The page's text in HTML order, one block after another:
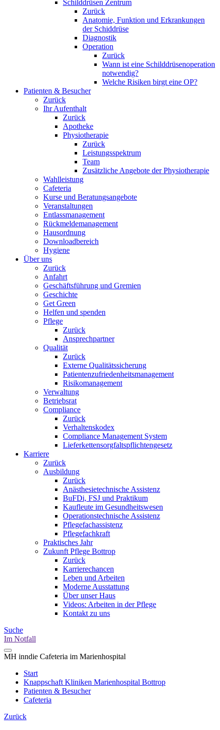
Schilddrüsen Zentrum
Zurück
Anatomie, Funktion und Erkrankungen
der Schiddrüse
Diagnostik
Operation
Zurück
Wann ist eine Schilddrüsenoperation
notwendig?
Welche Risiken birgt eine OP?
Patienten & Besucher
Zurück
Ihr Aufenthalt
Zurück
Apotheke
Physiotherapie
Zurück
Leistungsspektrum
Team
Zusätzliche Angebote der Physiotherapie
Wahlleistung
Cafeteria
Kurse und Beratungsangebote
Veranstaltungen
Entlassmanagement
Rückmeldemanagement
Hausordnung
Downloadbereich
Hygiene
Über uns
Zurück
Anfahrt
Geschäftsführung und Gremien
Geschichte
Get Green
Helfen und spenden
Pflege
Zurück
Ansprechpartner
Qualität
Zurück
Externe Qualitätssicherung
Patientenzufriedenheitsmanagement
Risikomanagement
Verwaltung
Betriebsrat
Compliance
Zurück
Verhaltenskodex
Compliance Management System
Lieferkettensorgfaltspflichtengesetz
Karriere
Zurück
Ausbildung
Zurück
Anästhesietechnische Assistenz
BuFDi, FSJ und Praktikum
Kaufleute im Gesundheitswesen
Operationstechnische Assistenz
Pflegefachassistenz
Pflegefachkraft
Praktisches Jahr
Zukunft Pflege Bottrop
Zurück
Karrierechancen
Leben und Arbeiten
Moderne Ausstattung
Über unser Haus
Videos: Arbeiten in der Pflege
Kontakt zu uns
Suche
Im Notfall
MH inndie Cafeteria im Marienhospital
Start
Knappschaft Kliniken Marienhospital Bottrop
Patienten & Besucher
Cafeteria
Zurück